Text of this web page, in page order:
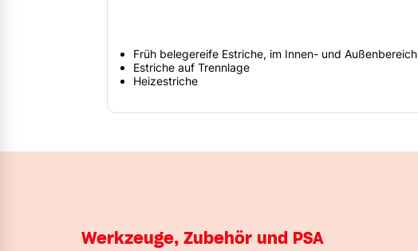
Früh belegereife Estriche, im Innen- und Außenbereich
Estriche auf Trennlage
Heizestriche
Werkzeuge, Zubehör und PSA